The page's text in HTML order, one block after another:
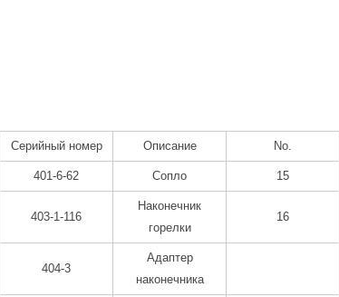
Серийный номер Описание No.
401-6-62 Сопло 15
403-1-116
Наконечник
горелки
16
404-3
Адаптер
наконечника